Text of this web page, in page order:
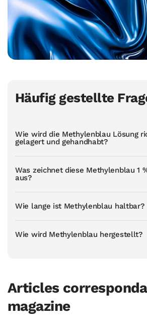
Häufig gestellte
Wie wird die Methylenblau Lösung
gelagert und gehandhabt?
Was zeichnet diese Methylenblau 1
aus?
Wie lange ist Methylenblau haltbar?
Wie wird Methylenblau hergestellt?
Articles
magazine